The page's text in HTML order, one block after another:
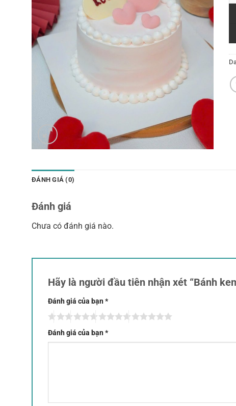
ĐÁNH GIÁ (0)
Đánh giá
Chưa có đánh giá nào.
Hãy là người đầu tiên nhận xét “Bánh
Đánh giá của bạn*
Đánh giá của bạn*